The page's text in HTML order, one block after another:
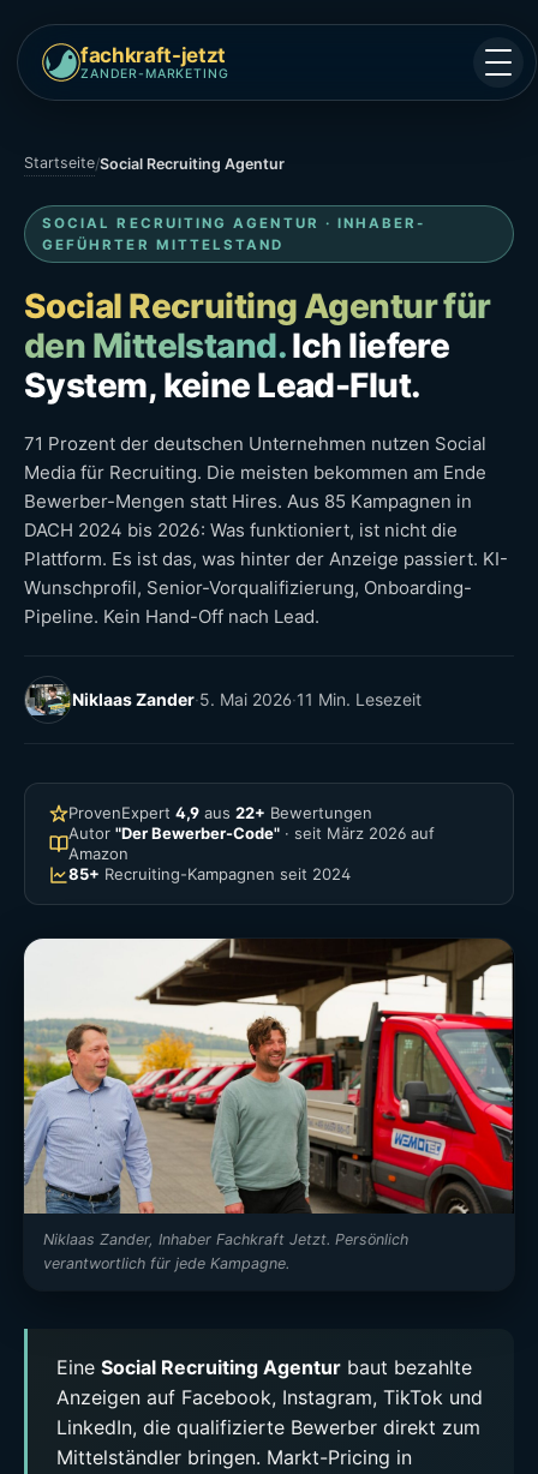
fachkraft-jetzt
ZANDER-MARKETING
Startseite/Social Recruiting Agentur
SOCIAL RECRUITING AGENTUR · INHABER-
GEFÜHRTER MITTELSTAND
Social Recruiting Agentur für
den Mittelstand.Ich liefere
System, keine Lead-Flut.
71 Prozent der deutschen Unternehmen nutzen Social
Media für Recruiting. Die meisten bekommen am Ende
Bewerber-Mengen statt Hires. Aus 85 Kampagnen in
DACH 2024 bis 2026: Was funktioniert, ist nicht die
Plattform. Es ist das, was hinter der Anzeige passiert. KI-
Wunschprofil, Senior-Vorqualifizierung, Onboarding-
Pipeline. Kein Hand-Off nach Lead.
Niklaas Zander·5. Mai 2026·11 Min. Lesezeit
ProvenExpert 4,9 aus 22+ Bewertungen
Autor "Der Bewerber-Code" · seit März 2026 auf
Amazon
85+ Recruiting-Kampagnen seit 2024
Niklaas Zander, Inhaber Fachkraft Jetzt. Persönlich
verantwortlich für jede Kampagne.
Eine Social Recruiting Agentur baut bezahlte
Anzeigen auf Facebook, Instagram, TikTok und
LinkedIn, die qualifizierte Bewerber direkt zum
Mittelständler bringen. Markt-Pricing in